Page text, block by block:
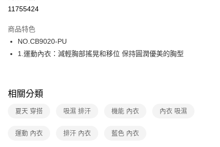
運送方式
全家取貨付款
每筆NT$80，滿NT$1,000(含以上)免運費
每筆NT$80，滿NT$1,000(含以上)免運費
11755424
商品特色
NO.CB9020-PU
1.運動內衣：減輕胸部搖晃和移位 保持圓潤優美的胸型
相關分類
夏天 穿搭 吸濕 排汗 機能 內衣 內衣 吸濕
運動 內衣 排汗 內衣 藍色 內衣